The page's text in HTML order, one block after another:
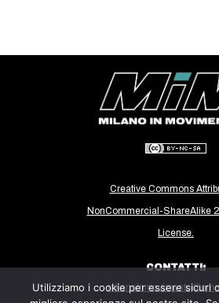
MUSICA
RECENSIONI
AMERICHE
ESTREMO
EUROPA
MEDIO ORIENTE
MONDO
Creative Commons
NonCommercial-ShareAlike
License.
CONTATTI:
Utilizziamo i cookie per essere sicuri